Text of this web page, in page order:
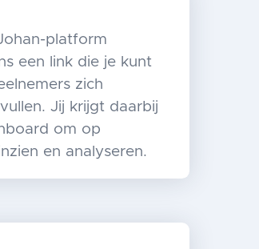
platform
een link die je kunt
zich
Jij krijgt daarbij
om op
en analyseren.